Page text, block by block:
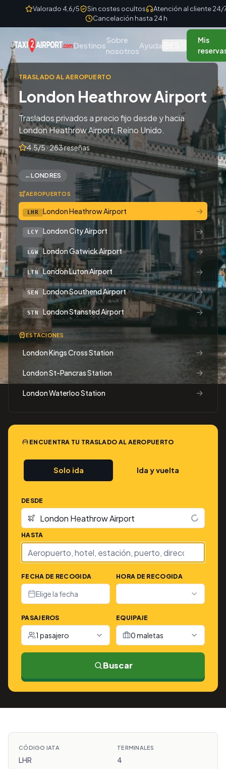
Skip to contentValorado 4,6/5 Sin costes ocultos
Atención al cliente 24/
Cancelación hasta 24 h
Destinos
Sobre
nosotros
Ayuda
Mis
TRASLADO AL AEROPUERTO
London Heathrow Airport
Traslados privados a precio fijo desde y hacia
London Heathrow Airport, Reino Unido.
4.5/5 · 283 reseñas
←LONDRES
AEROPUERTOS
LHR London Heathrow Airport →
LCY London City Airport →
LGW London Gatwick Airport →
LTN London Luton Airport →
SEN London Southend Airport →
STN London Stansted Airport →
ESTACIONES
London Kings Cross Station →
London St-Pancras Station →
London Waterloo Station →
ENCUENTRA TU TRASLADO AL AEROPUERTO
Solo ida Ida y vuelta
DESDE
HASTA
FECHA DE RECOGIDA
Elige la fecha
HORA DE RECOGIDA
PASAJEROS
1 pasajero
EQUIPAJE
0 maletas
Buscar
CÓDIGO IATA
LHR
TERMINALES
4